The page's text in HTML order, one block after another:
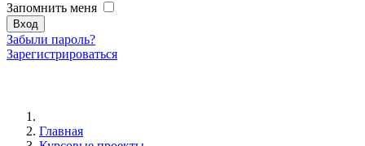
Запомнить меня
Забыли пароль?
Зарегистрироваться
Главная